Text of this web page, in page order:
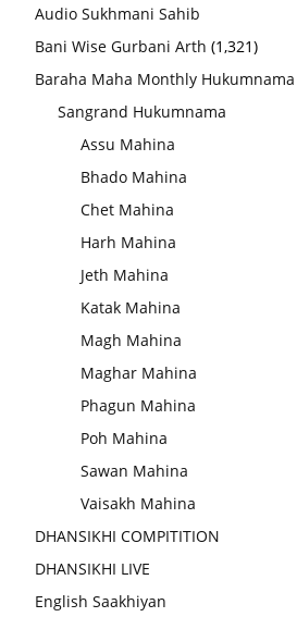
Audio Sukhmani Sahib
Bani Wise Gurbani Arth (1,321)
Baraha Maha Monthly Hukumnama
Sangrand Hukumnama
Assu Mahina
Bhado Mahina
Chet Mahina
Harh Mahina
Jeth Mahina
Katak Mahina
Magh Mahina
Maghar Mahina
Phagun Mahina
Poh Mahina
Sawan Mahina
Vaisakh Mahina
DHANSIKHI COMPITITION
DHANSIKHI LIVE
English Saakhiyan